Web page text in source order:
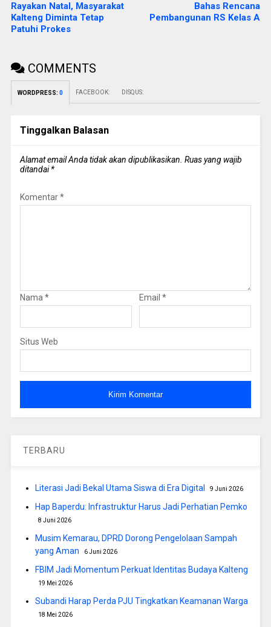
Rayakan Natal, Masyarakat
Kalteng Diminta Tetap
Patuhi Prokes
Bahas Rencana
Pembangunan RS Kelas A
COMMENTS
WORDPRESS: 0 FACEBOOK: DISQUS:
Tinggalkan Balasan
Alamat email Anda tidak akan dipublikasikan. Ruas yang wajib
ditandai*
Komentar*
Nama * Email *
Situs Web
TERBARU
Literasi Jadi Bekal Utama Siswa di Era Digital 9 Juni 2026
Hap Baperdu: Infrastruktur Harus Jadi Perhatian Pemko
8 Juni 2026
Musim Kemarau, DPRD Dorong Pengelolaan Sampah
yang Aman
6 Juni 2026
FBIM Jadi Momentum Perkuat Identitas Budaya Kalteng
19 Mei 2026
Subandi Harap Perda PJU Tingkatkan Keamanan Warga
18 Mei 2026